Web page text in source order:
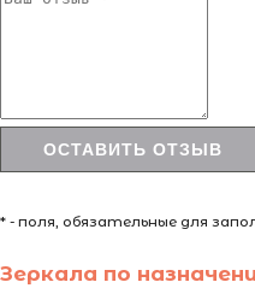
* - поля, обязательные для
Зеркала по